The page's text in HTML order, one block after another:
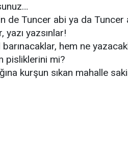
de Tuncer abi ya da
yazı yazsınlar!
barınacaklar, hem ne
pisliklerini mi?
kurşun sıkan mahalle